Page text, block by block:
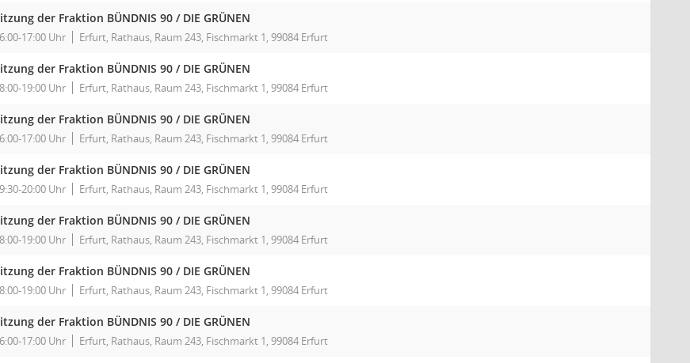
der Fraktion BÜNDNIS 90 / DIE GRÜNEN
17:00 Uhr Erfurt, Rathaus, Raum 243, Fischmarkt 1, 99084 Erfurt
der Fraktion BÜNDNIS 90 / DIE GRÜNEN
19:00 Uhr Erfurt, Rathaus, Raum 243, Fischmarkt 1, 99084 Erfurt
der Fraktion BÜNDNIS 90 / DIE GRÜNEN
17:00 Uhr Erfurt, Rathaus, Raum 243, Fischmarkt 1, 99084 Erfurt
der Fraktion BÜNDNIS 90 / DIE GRÜNEN
20:00 Uhr Erfurt, Rathaus, Raum 243, Fischmarkt 1, 99084 Erfurt
der Fraktion BÜNDNIS 90 / DIE GRÜNEN
19:00 Uhr Erfurt, Rathaus, Raum 243, Fischmarkt 1, 99084 Erfurt
der Fraktion BÜNDNIS 90 / DIE GRÜNEN
19:00 Uhr Erfurt, Rathaus, Raum 243, Fischmarkt 1, 99084 Erfurt
der Fraktion BÜNDNIS 90 / DIE GRÜNEN
17:00 Uhr Erfurt, Rathaus, Raum 243, Fischmarkt 1, 99084 Erfurt